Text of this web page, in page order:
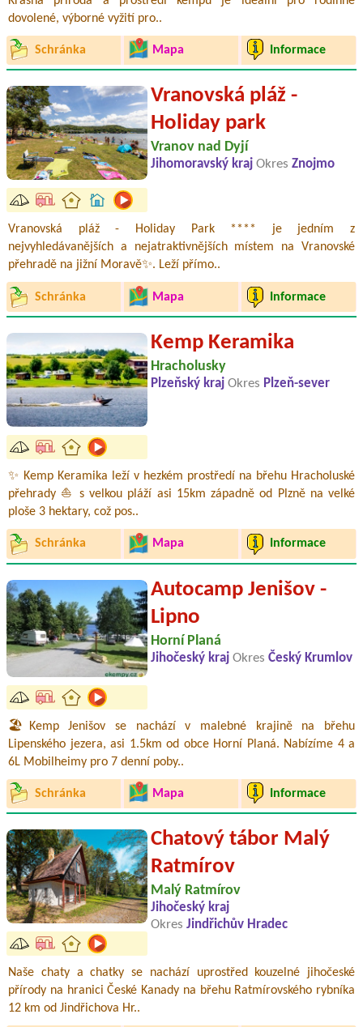
dovolené, výborné vyžití pro..
Schránka Mapa Informace
Vranovská pláž -
Holiday park
Vranov nad Dyjí
Jihomoravský kraj Okres Znojmo
Vranovská pláž - Holiday Park **** je jedním z
nejvyhledávanějších a nejatraktivnějších místem na Vranovské
přehradě na jižní Moravě✨. Leží přímo..
Schránka Mapa Informace
Kemp Keramika
Hracholusky
Plzeňský kraj Okres Plzeň-sever
✨ Kemp Keramika leží v hezkém prostředí na břehu Hracholuské
přehrady ⛵ s velkou pláží asi 15km západně od Plzně na velké
ploše 3 hektary, což pos..
Schránka Mapa Informace
Autocamp Jenišov -
Lipno
Horní Planá
Jihočeský kraj Okres Český Krumlov
🏖️Kemp Jenišov se nachází v malebné krajině na břehu
Lipenského jezera, asi 1.5km od obce Horní Planá. Nabízíme 4 a
6L Mobilheimy pro 7 denní poby..
Schránka Mapa Informace
Chatový tábor Malý
Ratmírov
Malý Ratmírov
Jihočeský kraj
Okres Jindřichův Hradec
Naše chaty a chatky se nachází uprostřed kouzelné jihočeské
přírody na hranici České Kanady na břehu Ratmírovského rybníka
12 km od Jindřichova Hr..